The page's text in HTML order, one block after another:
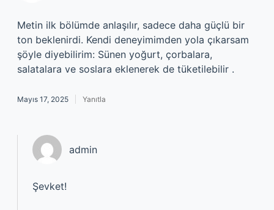
Metin ilk bölümde anlaşılır, sadece daha güçlü bir
ton beklenirdi. Kendi deneyimimden yola çıkarsam
şöyle diyebilirim: Sünen yoğurt, çorbalara,
salatalara ve soslara eklenerek de tüketilebilir .
Mayıs 17, 2025 Yanıtla
admin
Şevket!